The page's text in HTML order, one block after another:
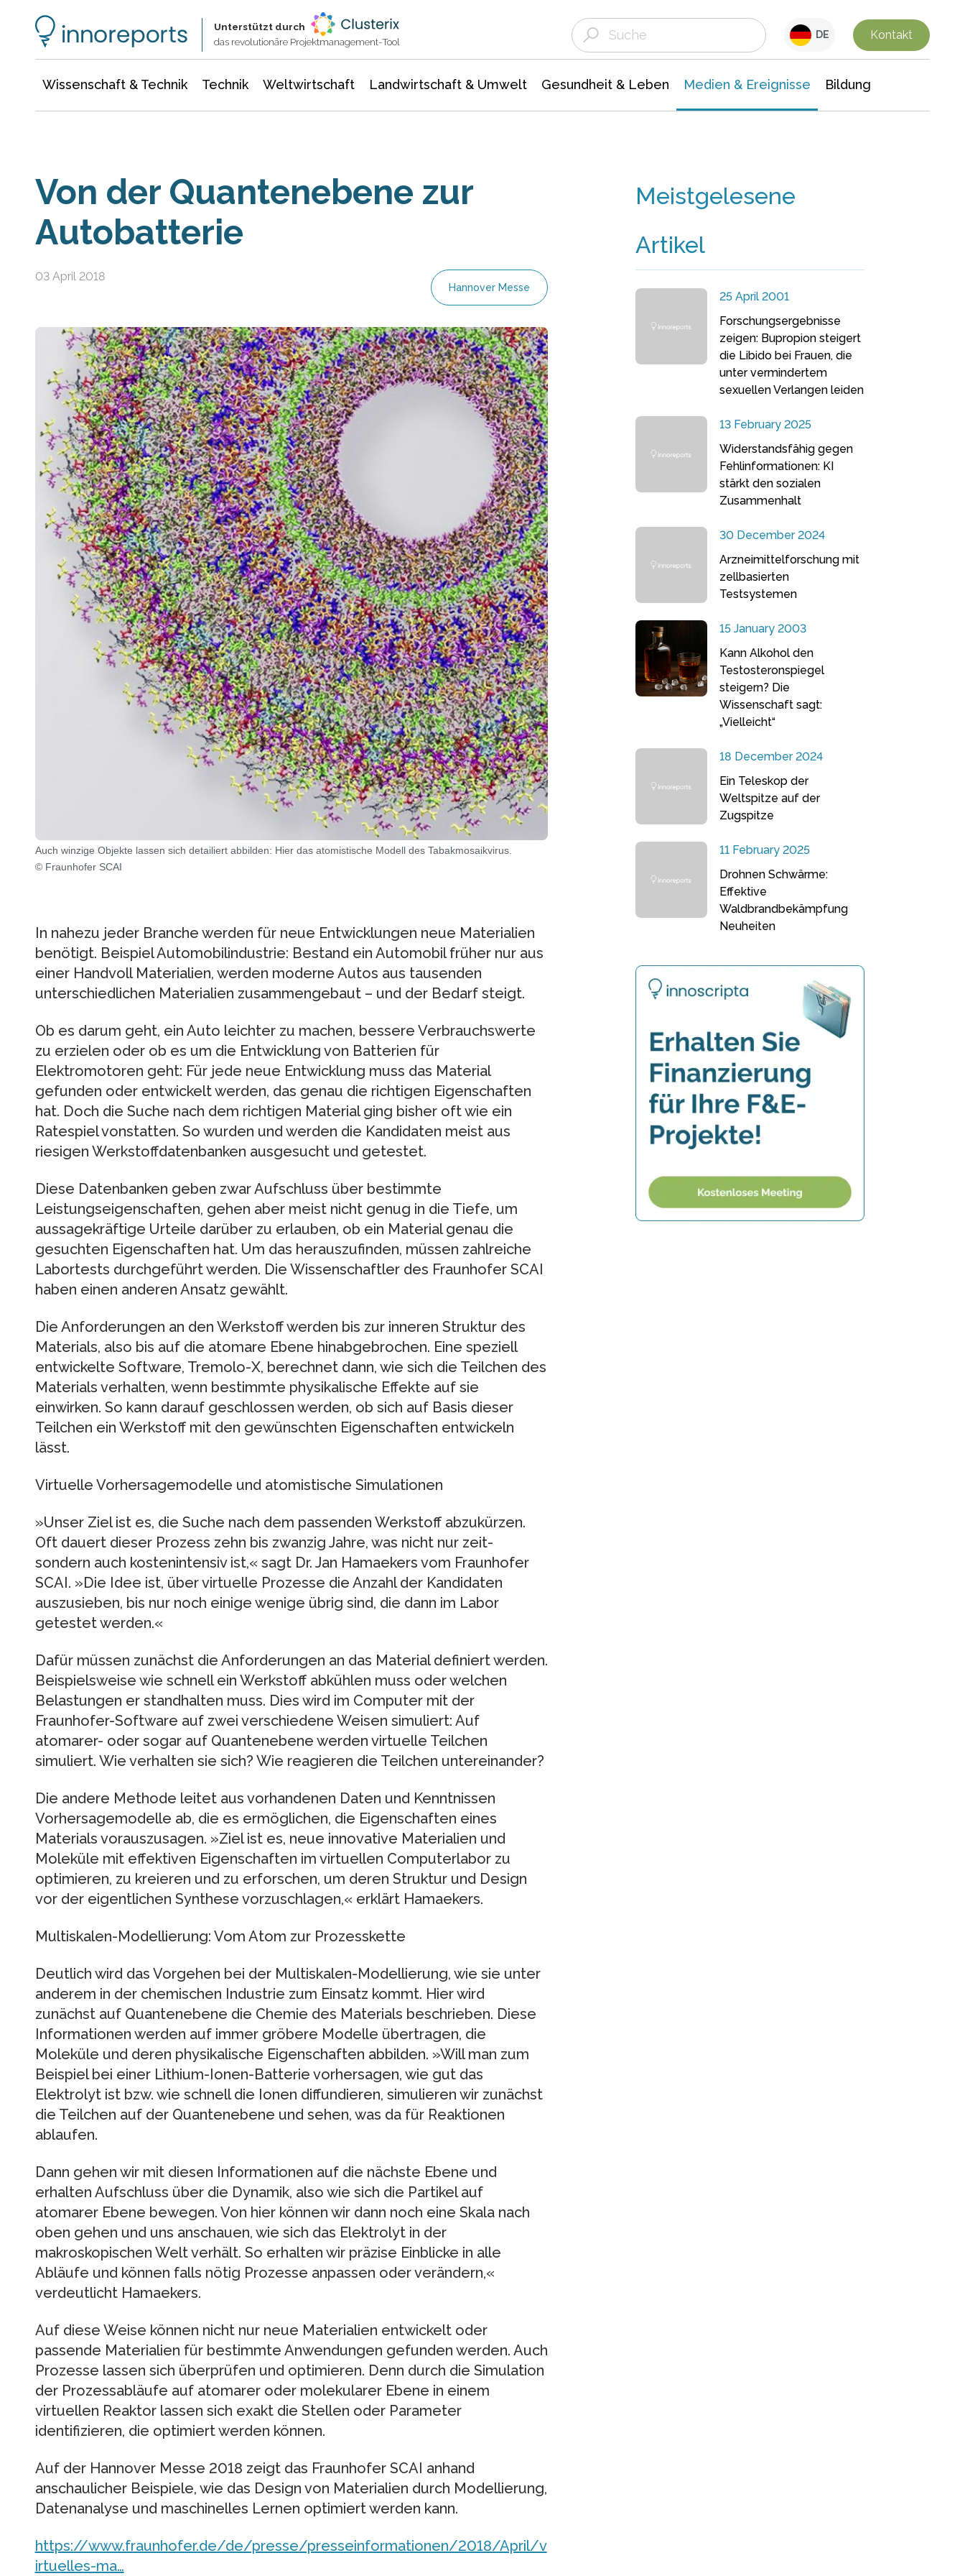
Unterstützt durch
das revolutionäre Projektmanagement-Tool
DE Kontakt
Wissenschaft & Technik Technik Weltwirtschaft Landwirtschaft & Umwelt Gesundheit & Leben Medien & Ereignisse Bildung
Von der Quantenebene zur
Autobatterie
03 April 2018
Hannover Messe
Auch winzige Objekte lassen sich detailiert abbilden: Hier das atomistische Modell des Tabakmosaikvirus.
© Fraunhofer SCAI
In nahezu jeder Branche werden für neue Entwicklungen neue Materialien
benötigt. Beispiel Automobilindustrie: Bestand ein Automobil früher nur aus
einer Handvoll Materialien, werden moderne Autos aus tausenden
unterschiedlichen Materialien zusammengebaut – und der Bedarf steigt.
Ob es darum geht, ein Auto leichter zu machen, bessere Verbrauchswerte
zu erzielen oder ob es um die Entwicklung von Batterien für
Elektromotoren geht: Für jede neue Entwicklung muss das Material
gefunden oder entwickelt werden, das genau die richtigen Eigenschaften
hat. Doch die Suche nach dem richtigen Material ging bisher oft wie ein
Ratespiel vonstatten. So wurden und werden die Kandidaten meist aus
riesigen Werkstoffdatenbanken ausgesucht und getestet.
Diese Datenbanken geben zwar Aufschluss über bestimmte
Leistungseigenschaften, gehen aber meist nicht genug in die Tiefe, um
aussagekräftige Urteile darüber zu erlauben, ob ein Material genau die
gesuchten Eigenschaften hat. Um das herauszufinden, müssen zahlreiche
Labortests durchgeführt werden. Die Wissenschaftler des Fraunhofer SCAI
haben einen anderen Ansatz gewählt.
Die Anforderungen an den Werkstoff werden bis zur inneren Struktur des
Materials, also bis auf die atomare Ebene hinabgebrochen. Eine speziell
entwickelte Software, Tremolo-X, berechnet dann, wie sich die Teilchen des
Materials verhalten, wenn bestimmte physikalische Effekte auf sie
einwirken. So kann darauf geschlossen werden, ob sich auf Basis dieser
Teilchen ein Werkstoff mit den gewünschten Eigenschaften entwickeln
lässt.
Virtuelle Vorhersagemodelle und atomistische Simulationen
»Unser Ziel ist es, die Suche nach dem passenden Werkstoff abzukürzen.
Oft dauert dieser Prozess zehn bis zwanzig Jahre, was nicht nur zeit-
sondern auch kostenintensiv ist,« sagt Dr. Jan Hamaekers vom Fraunhofer
SCAI. »Die Idee ist, über virtuelle Prozesse die Anzahl der Kandidaten
auszusieben, bis nur noch einige wenige übrig sind, die dann im Labor
getestet werden.«
Dafür müssen zunächst die Anforderungen an das Material definiert werden.
Beispielsweise wie schnell ein Werkstoff abkühlen muss oder welchen
Belastungen er standhalten muss. Dies wird im Computer mit der
Fraunhofer-Software auf zwei verschiedene Weisen simuliert: Auf
atomarer- oder sogar auf Quantenebene werden virtuelle Teilchen
simuliert. Wie verhalten sie sich? Wie reagieren die Teilchen untereinander?
Die andere Methode leitet aus vorhandenen Daten und Kenntnissen
Vorhersagemodelle ab, die es ermöglichen, die Eigenschaften eines
Materials vorauszusagen. »Ziel ist es, neue innovative Materialien und
Moleküle mit effektiven Eigenschaften im virtuellen Computerlabor zu
optimieren, zu kreieren und zu erforschen, um deren Struktur und Design
vor der eigentlichen Synthese vorzuschlagen,« erklärt Hamaekers.
Multiskalen-Modellierung: Vom Atom zur Prozesskette
Deutlich wird das Vorgehen bei der Multiskalen-Modellierung, wie sie unter
anderem in der chemischen Industrie zum Einsatz kommt. Hier wird
zunächst auf Quantenebene die Chemie des Materials beschrieben. Diese
Informationen werden auf immer gröbere Modelle übertragen, die
Moleküle und deren physikalische Eigenschaften abbilden. »Will man zum
Beispiel bei einer Lithium-Ionen-Batterie vorhersagen, wie gut das
Elektrolyt ist bzw. wie schnell die Ionen diffundieren, simulieren wir zunächst
die Teilchen auf der Quantenebene und sehen, was da für Reaktionen
ablaufen.
Dann gehen wir mit diesen Informationen auf die nächste Ebene und
erhalten Aufschluss über die Dynamik, also wie sich die Partikel auf
atomarer Ebene bewegen. Von hier können wir dann noch eine Skala nach
oben gehen und uns anschauen, wie sich das Elektrolyt in der
makroskopischen Welt verhält. So erhalten wir präzise Einblicke in alle
Abläufe und können falls nötig Prozesse anpassen oder verändern,«
verdeutlicht Hamaekers.
Auf diese Weise können nicht nur neue Materialien entwickelt oder
passende Materialien für bestimmte Anwendungen gefunden werden. Auch
Prozesse lassen sich überprüfen und optimieren. Denn durch die Simulation
der Prozessabläufe auf atomarer oder molekularer Ebene in einem
virtuellen Reaktor lassen sich exakt die Stellen oder Parameter
identifizieren, die optimiert werden können.
Auf der Hannover Messe 2018 zeigt das Fraunhofer SCAI anhand
anschaulicher Beispiele, wie das Design von Materialien durch Modellierung,
Datenanalyse und maschinelles Lernen optimiert werden kann.
https://www.fraunhofer.de/de/presse/presseinformationen/2018/April/v
irtuelles-ma…
Meistgelesene
Artikel
25 April 2001
Forschungsergebnisse
zeigen: Bupropion steigert
die Libido bei Frauen, die
unter vermindertem
sexuellen Verlangen leiden
13 February 2025
Widerstandsfähig gegen
Fehlinformationen: KI
stärkt den sozialen
Zusammenhalt
30 December 2024
Arzneimittelforschung mit
zellbasierten
Testsystemen
15 January 2003
Kann Alkohol den
Testosteronspiegel
steigern? Die
Wissenschaft sagt:
„Vielleicht“
18 December 2024
Ein Teleskop der
Weltspitze auf der
Zugspitze
11 February 2025
Drohnen Schwärme:
Effektive
Waldbrandbekämpfung
Neuheiten